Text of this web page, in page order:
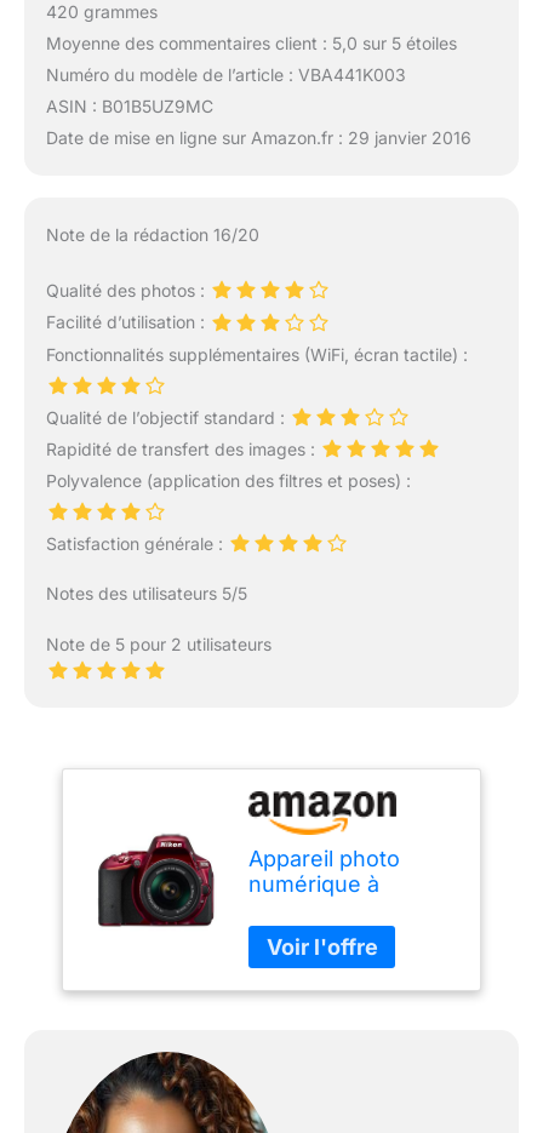
420 grammes
Moyenne des commentaires client : 5,0 sur 5 étoiles
Numéro du modèle de l’article : VBA441K003
ASIN : B01B5UZ9MC
Date de mise en ligne sur Amazon.fr : 29 janvier 2016
Note de la rédaction 16/20
Qualité des photos :
Facilité d’utilisation :
Fonctionnalités supplémentaires (WiFi, écran tactile) :
Qualité de l’objectif standard :
Rapidité de transfert des images :
Polyvalence (application des filtres et poses) :
Satisfaction générale :
Notes des utilisateurs 5/5
Note de 5 pour 2 utilisateurs
Appareil photo
numérique à
instantané Nikon
24.2 MPix